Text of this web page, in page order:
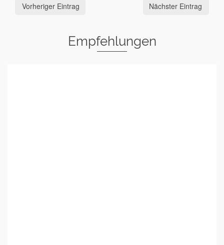
Vorheriger Eintrag Nächster Eintrag
Empfehlungen